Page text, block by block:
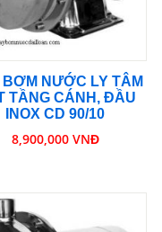
BƠM NƯỚC LY TÂM
TẦNG CÁNH, ĐẦU
INOX CD 90/10
8,900,000 VNĐ